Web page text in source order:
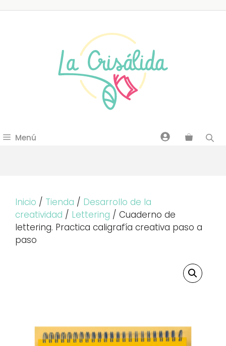
Menú
Inicio / Tienda / Desarrollo de la
creatividad / Lettering / Cuaderno de
lettering. Practica caligrafía creativa paso a
paso